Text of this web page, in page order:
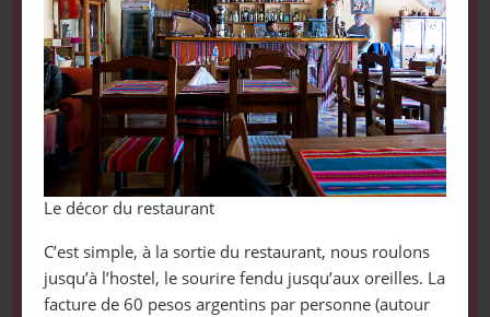
Le décor du restaurant
C’est simple, à la sortie du restaurant, nous roulons
jusqu’à l’hostel, le sourire fendu jusqu’aux oreilles. La
facture de 60 pesos argentins par personne (autour